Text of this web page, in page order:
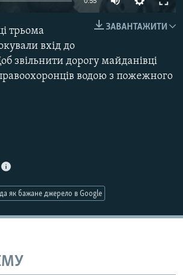
ЗАВАНТАЖИТИ
трьома
вхід до
звільнити дорогу майданівці
водою з пожежного
як бажане джерело в Google